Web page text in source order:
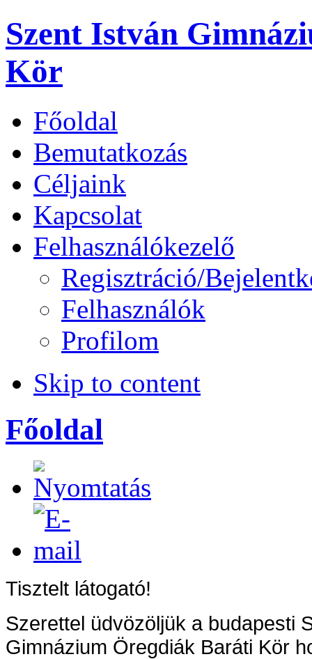
Szent István
Kör
Főoldal
Bemutatkozás
Céljaink
Kapcsolat
Felhasználókezelő
Regisztráció/
Felhasználók
Profilom
Skip to content
Főoldal
Tisztelt látogató!
Szerettel üdvözöljük a budapesti
Gimnázium Öregdiák Baráti Kör